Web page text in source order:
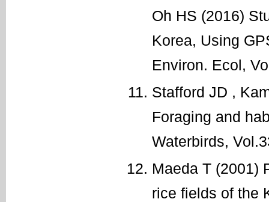
Oh HS (2016)
Korea, Using
Environ. Ecol,
Stafford JD ,
Foraging and
Waterbirds,
Maeda T (2001)
rice fields of the